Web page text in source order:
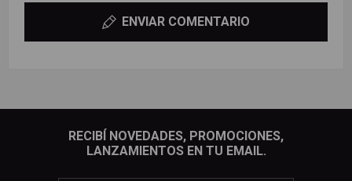
ENVIAR COMENTARIO
RECIBÍ NOVEDADES, PROMOCIONES,
LANZAMIENTOS EN TU EMAIL.